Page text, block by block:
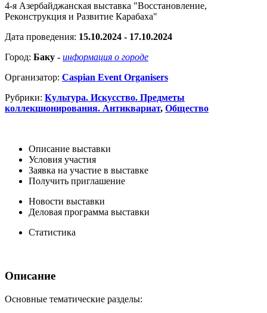
4-я Азербайджанская выставка "Восстановление,
Реконструкция и Развитие Карабаха"
Дата проведения: 15.10.2024 - 17.10.2024
Город: Баку - информация о городе
Организатор: Caspian Event Organisers
Рубрики: Культура. Искусство. Предметы
коллекционирования. Антиквариат, Общество
Описание выставки
Условия участия
Заявка на участие в выставке
Получить приглашение
Новости выставки
Деловая программа выставки
Статистика
Описание
Основные тематические разделы: